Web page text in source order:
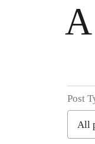
Post